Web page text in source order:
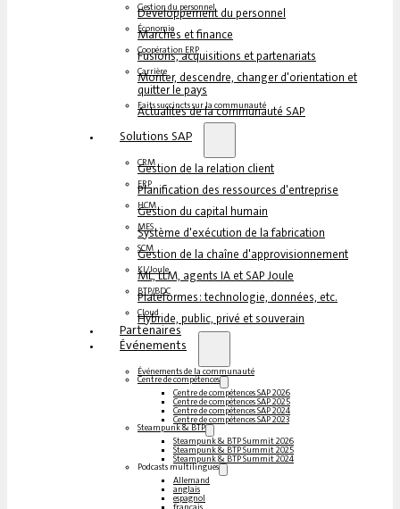
Gestion du personnel
Développement du personnel
Économie
Marchés et finance
Coopération ERP
Fusions, acquisitions et partenariats
Carrière
Monter, descendre, changer d'orientation et
quitter le pays
Faits succincts sur la communauté
Actualités de la communauté SAP
Solutions SAP
CRM
Gestion de la relation client
ERP
Planification des ressources d'entreprise
HCM
Gestion du capital humain
MES
Système d'exécution de la fabrication
SCM
Gestion de la chaîne d'approvisionnement
KI/Joule
ML, LLM, agents IA et SAP Joule
BTP/BDC
Plateformes : technologie, données, etc.
Cloud
Hybride, public, privé et souverain
Partenaires
Événements
Événements de la communauté
Centre de compétences
Centre de compétences SAP 2026
Centre de compétences SAP 2025
Centre de compétences SAP 2024
Centre de compétences SAP 2023
Steampunk & BTP
Steampunk & BTP Summit 2026
Steampunk & BTP Summit 2025
Steampunk & BTP Summit 2024
Podcasts multilingues
Allemand
anglais
espagnol